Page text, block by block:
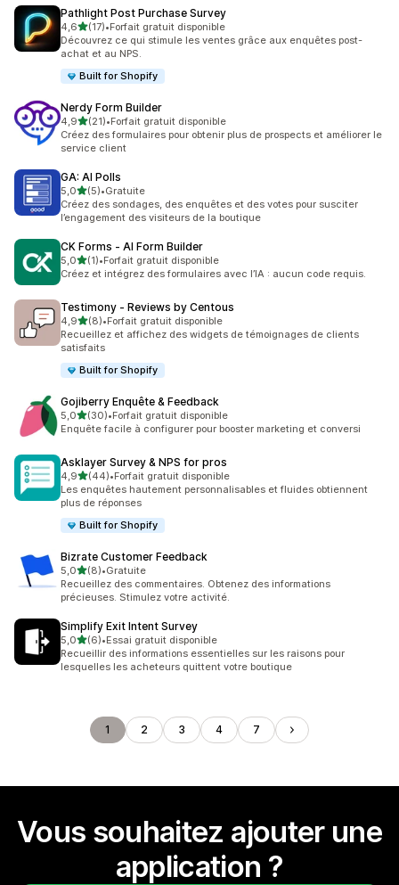
Pathlight Post Purchase Survey
4,6étoile(s) sur 5
(17)
17 avis au total
•Forfait gratuit disponible
Découvrez ce qui stimule les ventes grâce aux enquêtes post-
achat et au NPS.
Built for Shopify
Nerdy Form Builder
4,9étoile(s) sur 5
(21)
21 avis au total
•Forfait gratuit disponible
Créez des formulaires pour obtenir plus de prospects et améliorer le
service client
GA: AI Polls
5,0étoile(s) sur 5
(5)
5 avis au total
•Gratuite
Créez des sondages, des enquêtes et des votes pour susciter
l’engagement des visiteurs de la boutique
CK Forms ‑ AI Form Builder
5,0étoile(s) sur 5
(1)
1 avis au total
•Forfait gratuit disponible
Créez et intégrez des formulaires avec l’IA : aucun code requis.
Testimony ‑ Reviews by Centous
4,9étoile(s) sur 5
(8)
8 avis au total
•Forfait gratuit disponible
Recueillez et affichez des widgets de témoignages de clients
satisfaits
Built for Shopify
Gojiberry Enquête & Feedback
5,0étoile(s) sur 5
(30)
30 avis au total
•Forfait gratuit disponible
Enquête facile à configurer pour booster marketing et conversi
Asklayer Survey & NPS for pros
4,9étoile(s) sur 5
(44)
44 avis au total
•Forfait gratuit disponible
Les enquêtes hautement personnalisables et fluides obtiennent
plus de réponses
Built for Shopify
Bizrate Customer Feedback
5,0étoile(s) sur 5
(8)
8 avis au total
•Gratuite
Recueillez des commentaires. Obtenez des informations
précieuses. Stimulez votre activité.
Simplify Exit Intent Survey
5,0étoile(s) sur 5
(6)
6 avis au total
•Essai gratuit disponible
Recueillir des informations essentielles sur les raisons pour
lesquelles les acheteurs quittent votre boutique
1 2 3 4 7
Vous souhaitez ajouter une
application ?